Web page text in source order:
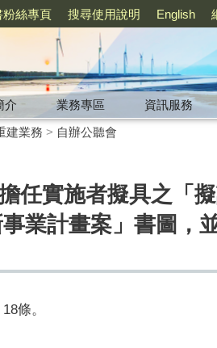
粉絲專頁 搜尋使用說明 English
介 業務專區 資訊服務
建業務 > 自辦公聽會
任實施者擬具之「
業計畫案」書圖，
18條。